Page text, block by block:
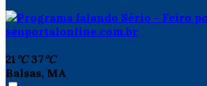
21°C 37°C
Balsas, MA